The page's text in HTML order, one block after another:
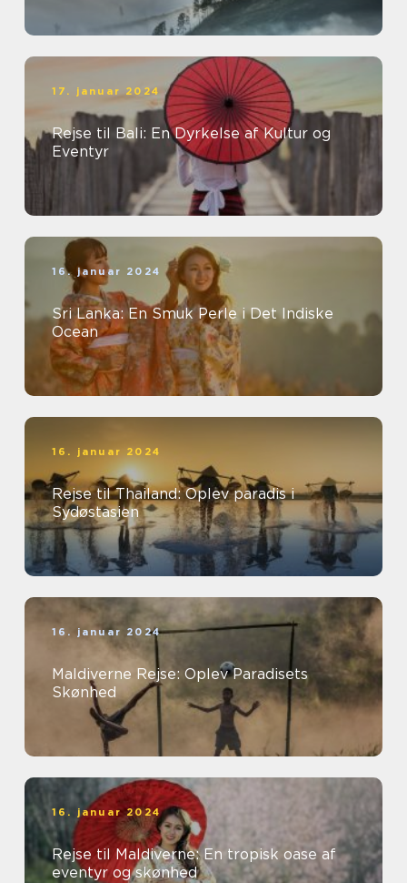
17. januar 2024
Rejse til Bali: En Dyrkelse af Kultur og
Eventyr
16. januar 2024
Sri Lanka: En Smuk Perle i Det Indiske
Ocean
16. januar 2024
Rejse til Thailand: Oplev paradis i
Sydøstasien
16. januar 2024
Maldiverne Rejse: Oplev Paradisets
Skønhed
16. januar 2024
Rejse til Maldiverne: En tropisk oase af
eventyr og skønhed